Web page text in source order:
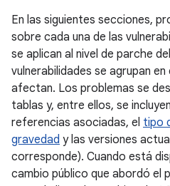
En las siguientes secciones,
sobre cada una de las
se aplican al nivel de parche
vulnerabilidades se agrupan
afectan. Los problemas se
tablas y, entre ellos, se
referencias asociadas, el tipo
gravedad y las versiones
corresponde). Cuando está
cambio público que abordó el